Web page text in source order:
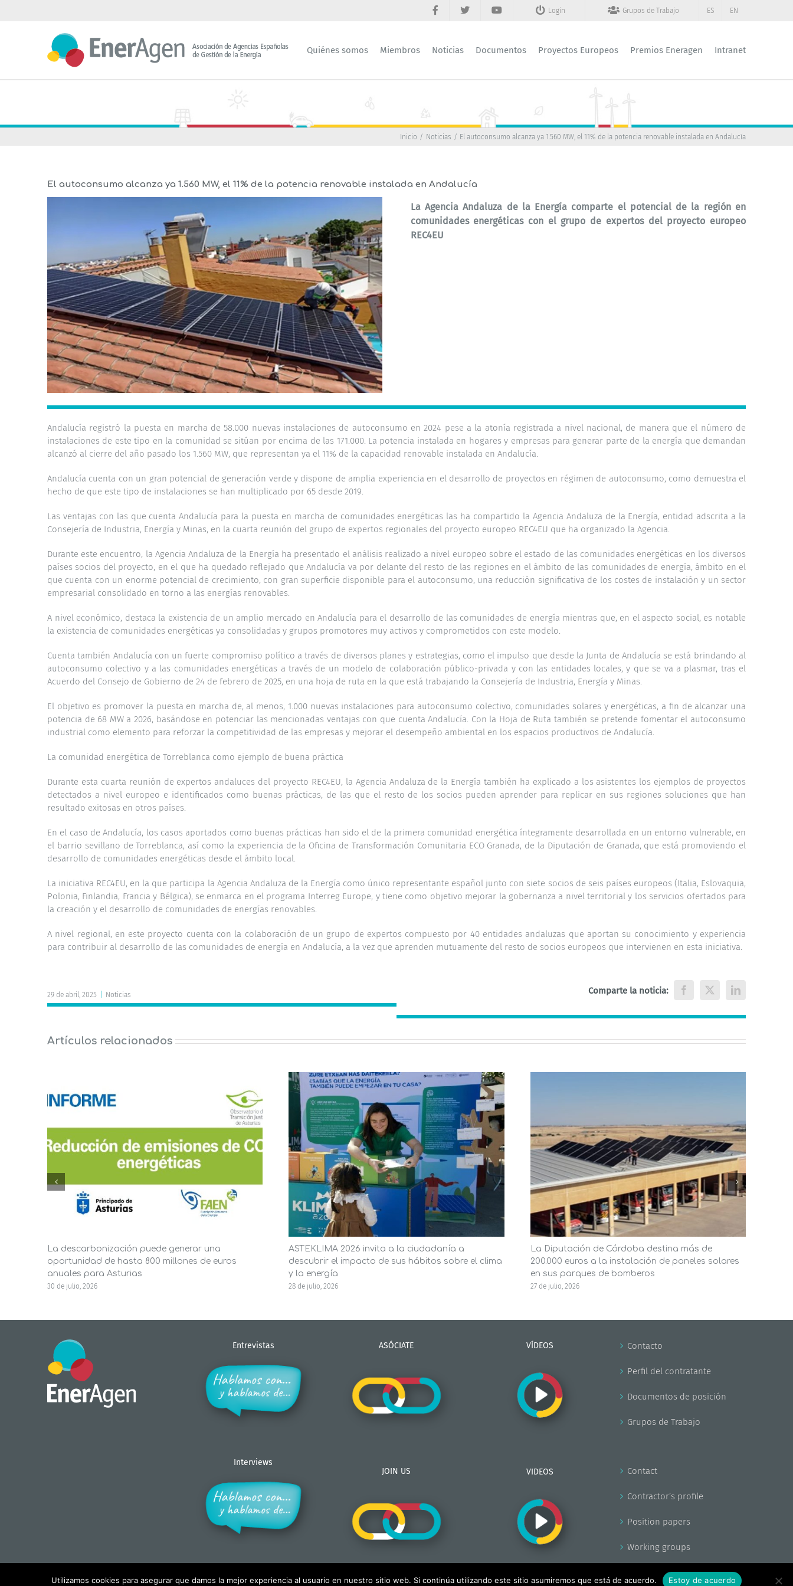
Login Grupos de Trabajo ES EN
Quiénes somos Miembros Noticias Documentos Proyectos Europeos Premios Eneragen Intranet
Inicio Noticias El autoconsumo alcanza ya 1.560 MW, el 11% de la potencia renovable instalada en Andalucía
El autoconsumo alcanza ya 1.560 MW, el 11% de la potencia renovable instalada en Andalucía
La Agencia Andaluza de la Energía comparte el potencial de la región en
comunidades energéticas con el grupo de expertos del proyecto europeo
REC4EU
Andalucía registró la puesta en marcha de 58.000 nuevas instalaciones de autoconsumo en 2024 pese a la atonía registrada a nivel nacional, de manera que el número de
instalaciones de este tipo en la comunidad se sitúan por encima de las 171.000. La potencia instalada en hogares y empresas para generar parte de la energía que demandan
alcanzó al cierre del año pasado los 1.560 MW, que representan ya el 11% de la capacidad renovable instalada en Andalucía.
Andalucía cuenta con un gran potencial de generación verde y dispone de amplia experiencia en el desarrollo de proyectos en régimen de autoconsumo, como demuestra el
hecho de que este tipo de instalaciones se han multiplicado por 65 desde 2019.
Las ventajas con las que cuenta Andalucía para la puesta en marcha de comunidades energéticas las ha compartido la Agencia Andaluza de la Energía, entidad adscrita a la
Consejería de Industria, Energía y Minas, en la cuarta reunión del grupo de expertos regionales del proyecto europeo REC4EU que ha organizado la Agencia.
Durante este encuentro, la Agencia Andaluza de la Energía ha presentado el análisis realizado a nivel europeo sobre el estado de las comunidades energéticas en los diversos
países socios del proyecto, en el que ha quedado reflejado que Andalucía va por delante del resto de las regiones en el ámbito de las comunidades de energía, ámbito en el
que cuenta con un enorme potencial de crecimiento, con gran superficie disponible para el autoconsumo, una reducción significativa de los costes de instalación y un sector
empresarial consolidado en torno a las energías renovables.
A nivel económico, destaca la existencia de un amplio mercado en Andalucía para el desarrollo de las comunidades de energía mientras que, en el aspecto social, es notable
la existencia de comunidades energéticas ya consolidadas y grupos promotores muy activos y comprometidos con este modelo.
Cuenta también Andalucía con un fuerte compromiso político a través de diversos planes y estrategias, como el impulso que desde la Junta de Andalucía se está brindando al
autoconsumo colectivo y a las comunidades energéticas a través de un modelo de colaboración público-privada y con las entidades locales, y que se va a plasmar, tras el
Acuerdo del Consejo de Gobierno de 24 de febrero de 2025, en una hoja de ruta en la que está trabajando la Consejería de Industria, Energía y Minas.
El objetivo es promover la puesta en marcha de, al menos, 1.000 nuevas instalaciones para autoconsumo colectivo, comunidades solares y energéticas, a fin de alcanzar una
potencia de 68 MW a 2026, basándose en potenciar las mencionadas ventajas con que cuenta Andalucía. Con la Hoja de Ruta también se pretende fomentar el autoconsumo
industrial como elemento para reforzar la competitividad de las empresas y mejorar el desempeño ambiental en los espacios productivos de Andalucía.
La comunidad energética de Torreblanca como ejemplo de buena práctica
Durante esta cuarta reunión de expertos andaluces del proyecto REC4EU, la Agencia Andaluza de la Energía también ha explicado a los asistentes los ejemplos de proyectos
detectados a nivel europeo e identificados como buenas prácticas, de las que el resto de los socios pueden aprender para replicar en sus regiones soluciones que han
resultado exitosas en otros países.
En el caso de Andalucía, los casos aportados como buenas prácticas han sido el de la primera comunidad energética íntegramente desarrollada en un entorno vulnerable, en
el barrio sevillano de Torreblanca, así como la experiencia de la Oficina de Transformación Comunitaria ECO Granada, de la Diputación de Granada, que está promoviendo el
desarrollo de comunidades energéticas desde el ámbito local.
La iniciativa REC4EU, en la que participa la Agencia Andaluza de la Energía como único representante español junto con siete socios de seis países europeos (Italia, Eslovaquia,
Polonia, Finlandia, Francia y Bélgica), se enmarca en el programa Interreg Europe, y tiene como objetivo mejorar la gobernanza a nivel territorial y los servicios ofertados para
la creación y el desarrollo de comunidades de energías renovables.
A nivel regional, en este proyecto cuenta con la colaboración de un grupo de expertos compuesto por 40 entidades andaluzas que aportan su conocimiento y experiencia
para contribuir al desarrollo de las comunidades de energía en Andalucía, a la vez que aprenden mutuamente del resto de socios europeos que intervienen en esta iniciativa.
29 de abril, 2025 Noticias Comparte la noticia: Facebook
X LinkedIn
Artículos relacionados
La descarbonización puede generar una
oportunidad de hasta 800 millones de euros
anuales para Asturias
30 de julio, 2026
ASTEKLIMA 2026 invita a la ciudadanía a
descubrir el impacto de sus hábitos sobre el clima
y la energía
28 de julio, 2026
La Diputación de Córdoba destina más de
200.000 euros a la instalación de paneles solares
en sus parques de bomberos
27 de julio, 2026
Entrevistas
Interviews
ASÓCIATE
JOIN US
VÍDEOS
VIDEOS
Contacto
Perfil del contratante
Documentos de posición
Grupos de Trabajo
Contact
Contractor’s profile
Position papers
Working groups
Utilizamos cookies para asegurar que damos la mejor experiencia al usuario en nuestro sitio web. Si continúa utilizando este sitio asumiremos que está de acuerdo. Estoy de acuerdo